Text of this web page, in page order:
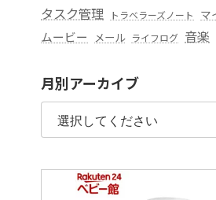
タスク管理 トラベラーズノート マ
ムービー メール ライフログ 音楽
月別アーカイブ